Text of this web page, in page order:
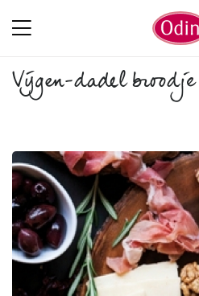
Vijgen-dadel broodje